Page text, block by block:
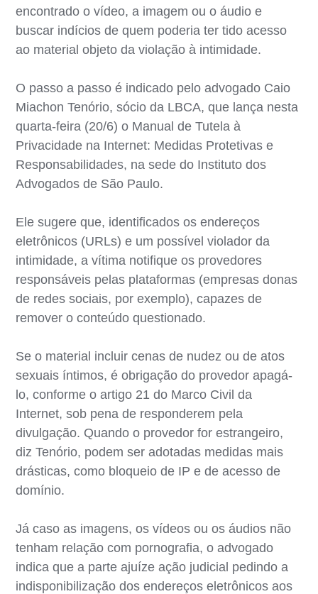
encontrado o vídeo, a imagem ou o áudio e
buscar indícios de quem poderia ter tido acesso
ao material objeto da violação à intimidade.
O passo a passo é indicado pelo advogado Caio
Miachon Tenório, sócio da LBCA, que lança nesta
quarta-feira (20/6) o Manual de Tutela à
Privacidade na Internet: Medidas Protetivas e
Responsabilidades, na sede do Instituto dos
Advogados de São Paulo.
Ele sugere que, identificados os endereços
eletrônicos (URLs) e um possível violador da
intimidade, a vítima notifique os provedores
responsáveis pelas plataformas (empresas donas
de redes sociais, por exemplo), capazes de
remover o conteúdo questionado.
Se o material incluir cenas de nudez ou de atos
sexuais íntimos, é obrigação do provedor apagá-
lo, conforme o artigo 21 do Marco Civil da
Internet, sob pena de responderem pela
divulgação. Quando o provedor for estrangeiro,
diz Tenório, podem ser adotadas medidas mais
drásticas, como bloqueio de IP e de acesso de
domínio.
Já caso as imagens, os vídeos ou os áudios não
tenham relação com pornografia, o advogado
indica que a parte ajuíze ação judicial pedindo a
indisponibilização dos endereços eletrônicos aos